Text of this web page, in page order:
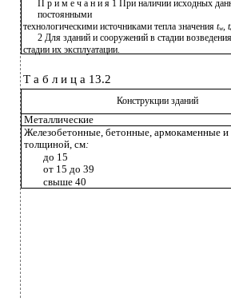
П р и м е ч а н и я 1 При наличии исходных
постоянными
технологическими источниками тепла значения tw, t
2 Для зданий и сооружений в стадии возведения
стадии их эксплуатации.
Т а б л и ц а 13.2
Конструкции зданий
Металлические
Железобетонные, бетонные, армокаменные
толщиной, см:
до 15
от 15 до 39
свыше 40